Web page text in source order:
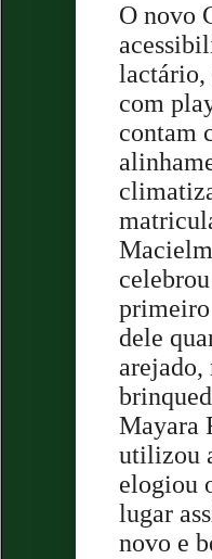
O novo
lactário,
com
contam
primeiro
dele
arejado,
Mayara
utilizou
elogiou
lugar
novo e